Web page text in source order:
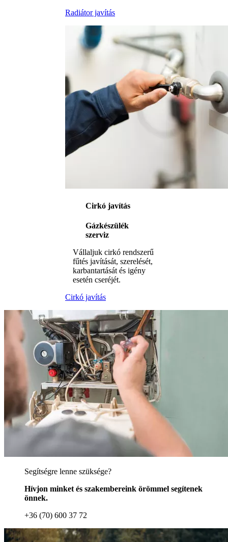
Radiátor javítás
Cirkó javítás
Gázkészülék
szerviz
Vállaljuk cirkó rendszerű
fűtés javítását, szerelését,
karbantartását és igény
esetén cseréjét.
Cirkó javítás
Segítségre lenne szüksége?
Hívjon minket és szakembereink örömmel segítenek
önnek.
+36 (70) 600 37 72